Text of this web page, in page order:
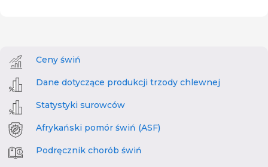
Ceny świń
Dane dotyczące produkcji trzody chlewnej
Statystyki surowców
Afrykański pomór świń (ASF)
Podręcznik chorób świń